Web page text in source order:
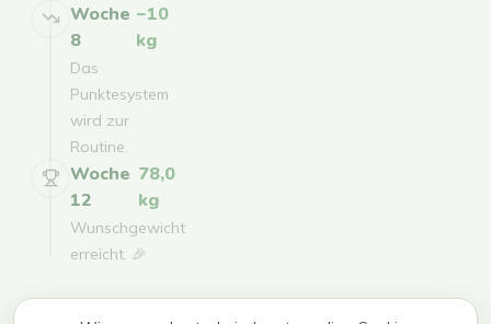
Woche
8
−10
kg
Das
Punktesystem
wird zur
Routine.
Woche
12
78,0
kg
Wunschgewicht
erreicht. 🎉